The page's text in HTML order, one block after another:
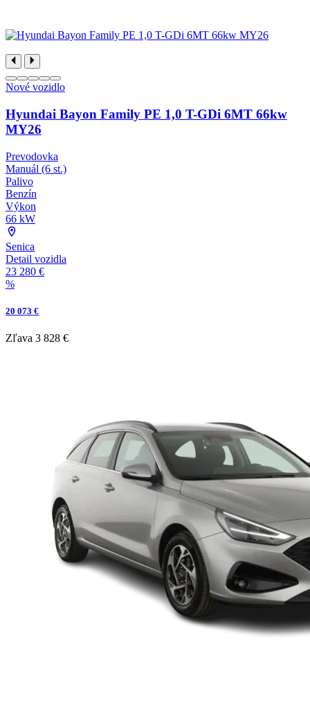
Nové vozidlo
Hyundai Bayon Family PE 1,0 T-GDi 6MT 66kw
MY26
Prevodovka
Manuál (6 st.)
Palivo
Benzín
Výkon
66 kW
Senica
Detail vozidla
23 280 €
%
20 073 €
Zľava 3 828 €